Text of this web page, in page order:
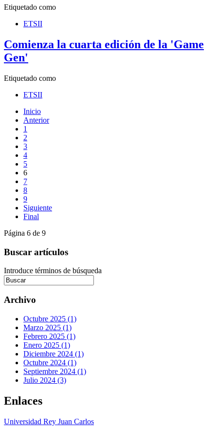
Etiquetado como
ETSII
Comienza la cuarta edición de la 'Game
Gen'
Etiquetado como
ETSII
Inicio
Anterior
1
2
3
4
5
6
7
8
9
Siguiente
Final
Página 6 de 9
Buscar artículos
Introduce términos de búsqueda
Archivo
Octubre 2025 (1)
Marzo 2025 (1)
Febrero 2025 (1)
Enero 2025 (1)
Diciembre 2024 (1)
Octubre 2024 (1)
Septiembre 2024 (1)
Julio 2024 (3)
Enlaces
Universidad Rey Juan Carlos